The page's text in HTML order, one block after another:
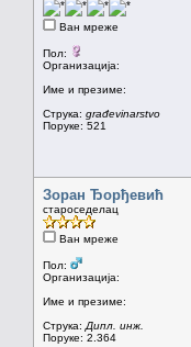
Ван мреже
Пол:
Организација:
Име и презиме:
Струка: građevinarstvo
Поруке: 521
Зоран Ђорђевић
староседелац
Ван мреже
Пол:
Организација:
Име и презиме:
Струка: Дипл. инж.
Поруке: 2.364